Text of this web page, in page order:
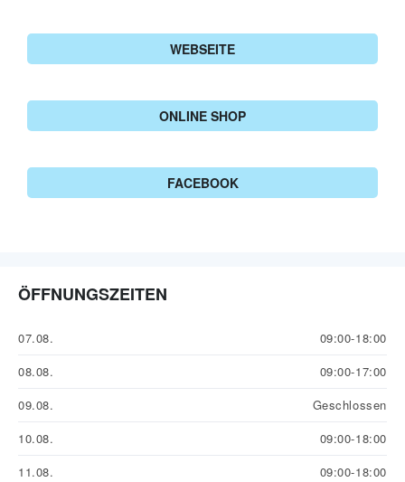
WEBSEITE
ONLINE SHOP
FACEBOOK
ÖFFNUNGSZEITEN
07.08.
09:00-18:00
08.08.
09:00-17:00
09.08.
Geschlossen
10.08.
09:00-18:00
11.08.
09:00-18:00